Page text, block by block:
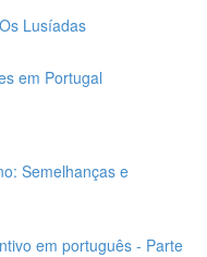
Lusíadas
em Portugal
Semelhanças e
em português - Parte